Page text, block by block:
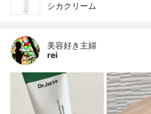
シカクリーム
美容好き主婦
rei